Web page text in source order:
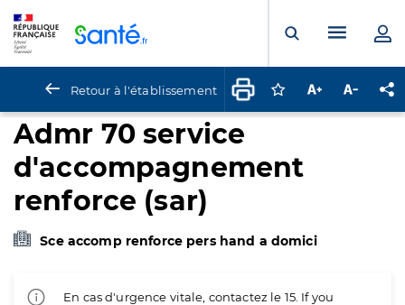
Ouvrir laMenu
Retour à l'établissement Connectez-vous
Augmenter la
Admr 70 service
d'accompagnement
renforce (sar)
Sce accomp renforce pers hand a domici
En cas d'urgence vitale, contactez le 15. If you